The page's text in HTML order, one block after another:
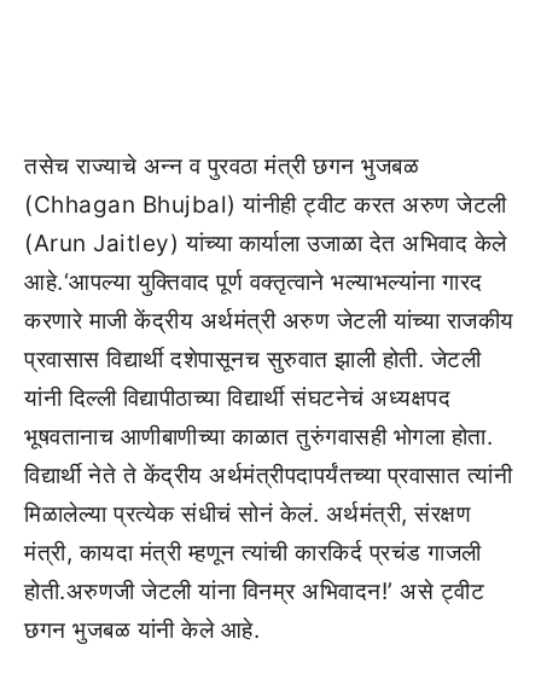
तसेच राज्याचे अन्न व पुरवठा मंत्री छगन भुजबळ
(Chhagan Bhujbal) यांनीही ट्वीट करत अरुण जेटली
(Arun Jaitley) यांच्या कार्याला उजाळा देत अभिवाद केले
आहे.‘आपल्या युक्तिवाद पूर्ण वक्तृत्वाने भल्याभल्यांना गारद
करणारे माजी केंद्रीय अर्थमंत्री अरुण जेटली यांच्या राजकीय
प्रवासास विद्यार्थी दशेपासूनच सुरुवात झाली होती. जेटली
यांनी दिल्ली विद्यापीठाच्या विद्यार्थी संघटनेचं अध्यक्षपद
भूषवतानाच आणीबाणीच्या काळात तुरुंगवासही भोगला होता.
विद्यार्थी नेते ते केंद्रीय अर्थमंत्रीपदापर्यंतच्या प्रवासात त्यांनी
मिळालेल्या प्रत्येक संधीचं सोनं केलं. अर्थमंत्री, संरक्षण
मंत्री, कायदा मंत्री म्हणून त्यांची कारकिर्द प्रचंड गाजली
होती.अरुणजी जेटली यांना विनम्र अभिवादन!’ असे ट्वीट
छगन भुजबळ यांनी केले आहे.